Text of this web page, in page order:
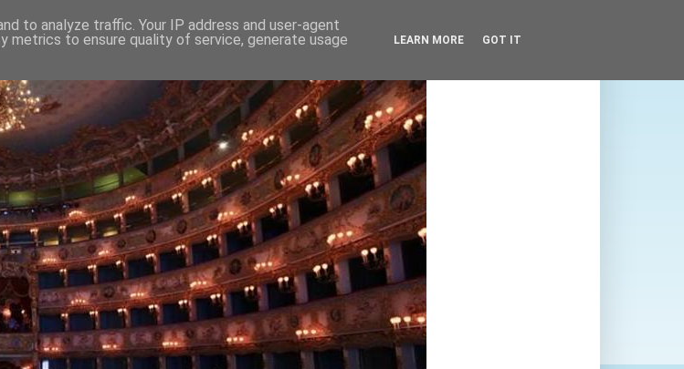
to analyze traffic. Your IP address and user-agent
metrics to ensure quality of service, generate usage
LEARN MORE GOT IT